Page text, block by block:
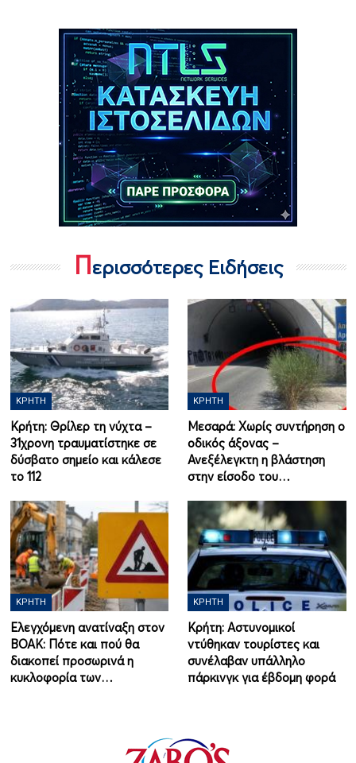
Περισσότερες Ειδήσεις
ΚΡΉΤΗ
Κρήτη: Θρίλερ τη νύχτα –
31χρονη τραυματίστηκε σε
δύσβατο σημείο και κάλεσε
το 112
ΚΡΉΤΗ
Μεσαρά: Χωρίς συντήρηση ο
οδικός άξονας –
Ανεξέλεγκτη η βλάστηση
στην είσοδο του…
ΚΡΉΤΗ
Ελεγχόμενη ανατίναξη στον
ΒΟΑΚ: Πότε και πού θα
διακοπεί προσωρινά η
κυκλοφορία των…
ΚΡΉΤΗ
Κρήτη: Αστυνομικοί
ντύθηκαν τουρίστες και
συνέλαβαν υπάλληλο
πάρκινγκ για έβδομη φορά